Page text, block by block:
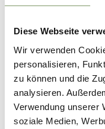
Diese Webseite
Wir verwenden
personalisieren,
zu können und die
analysieren.
Verwendung unserer
soziale Medien,
T+39 0473 643535
Recommended period
March, April, May,
October, November